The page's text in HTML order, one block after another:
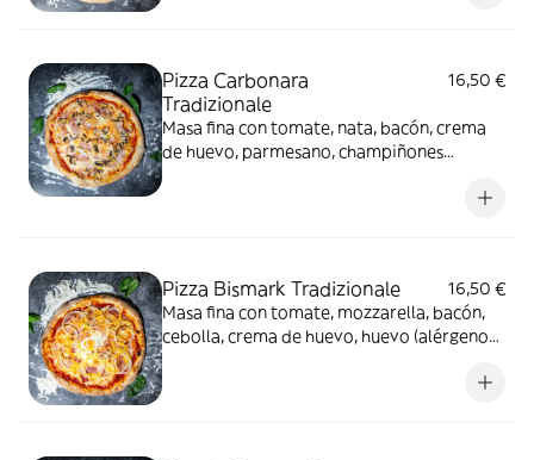
Pizza Carbonara
Tradizionale
16,50 €
Masa fina con tomate, nata, bacón, crema
de huevo, parmesano, champiñones
Pizza Bismark Tradizionale
16,50 €
Masa fina con tomate, mozzarella, bacón,
cebolla, crema de huevo, huevo (alérgenos: